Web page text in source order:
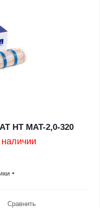
HT MAT-2,0-320
Сравнить